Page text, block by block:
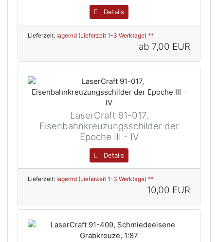
Details
Lieferzeit: lagernd (Lieferzeit 1-3 Werktage) **
ab 7,00 EUR
LaserCraft 91-017,
Eisenbahnkreuzungsschilder der
Epoche III - IV
Details
Lieferzeit: lagernd (Lieferzeit 1-3 Werktage) **
10,00 EUR